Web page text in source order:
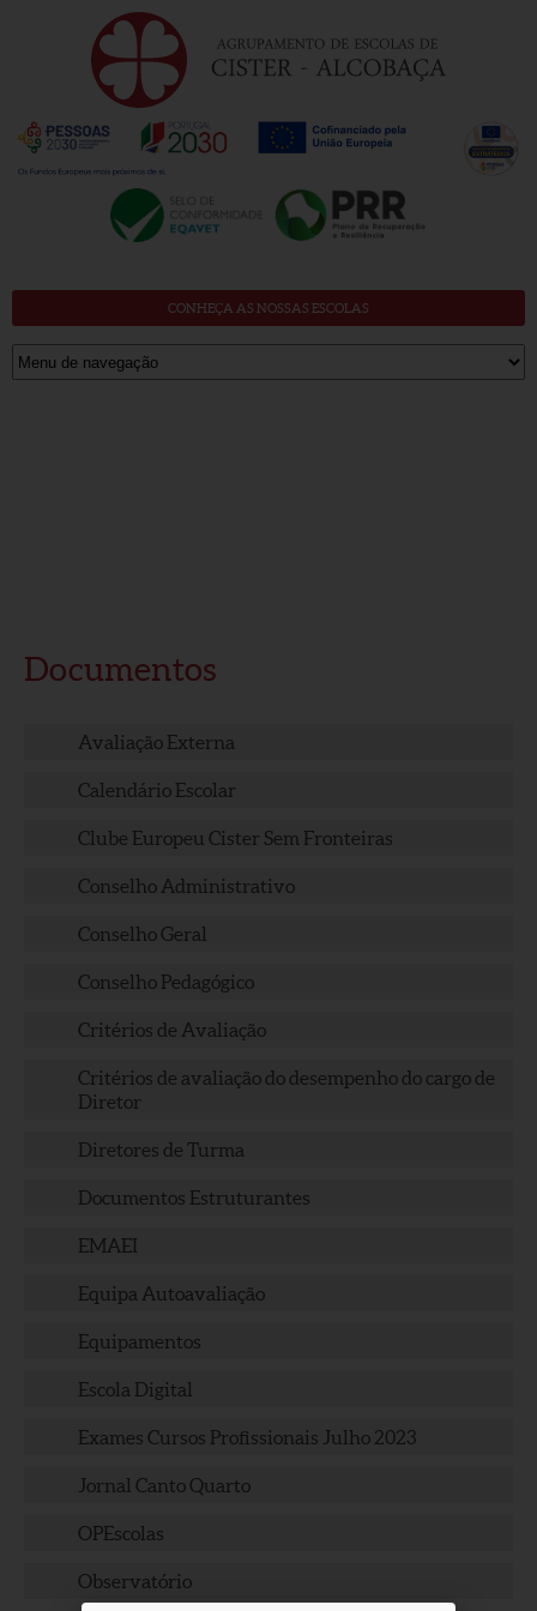
CONHEÇA AS NOSSAS ESCOLAS
Documentos
Avaliação Externa
Calendário Escolar
Clube Europeu Cister Sem Fronteiras
Conselho Administrativo
Conselho Geral
Conselho Pedagógico
Critérios de Avaliação
Critérios de avaliação do desempenho do cargo de
Diretor
Diretores de Turma
Documentos Estruturantes
EMAEI
Equipa Autoavaliação
Equipamentos
Escola Digital
Exames Cursos Profissionais Julho 2023
Jornal Canto Quarto
OPEscolas
Observatório